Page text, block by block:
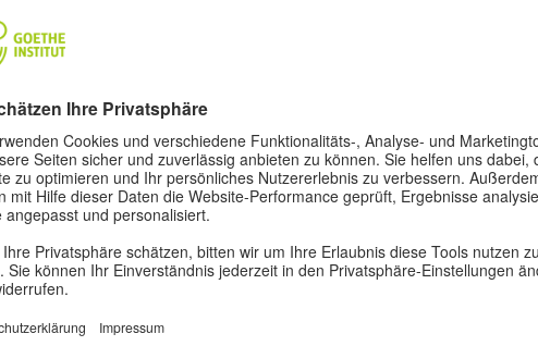
man immer wieder gern zurück. Bei jeder Lektüre entdeckt man zusammen
mit dem Kind neue Einzelheiten, merkt sich interessante, ungewöhnliche oder
lustige Wörter und in den Illustrationen findet man noch weitere Details, die
im Text gar nicht erwähnt werden. Und wie viele Themen gibt es da zu
besprechen! Hundetreue, Familienbande, auch das Alter eines Hundes,
Zirkustiere, Reisen, Träume. Ein tolles Buch zum Vorlesen. Und die
großformatigen Bilder voller rätselhafter Gestalten aus dem Zirkusleben
bereichern den poetischen Text.